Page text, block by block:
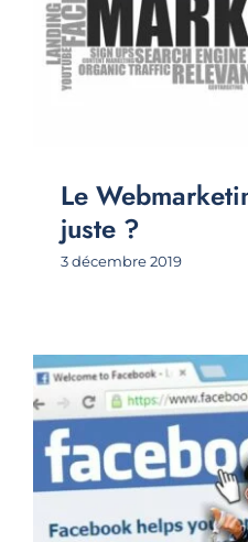
Le
juste ?
3 décembre 2019